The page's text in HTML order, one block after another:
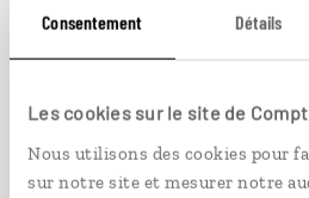
Consentement Détails
Les cookies sur le site de
Nous utilisons des cookies pour
sur notre site et mesurer notre
ÉTATS-